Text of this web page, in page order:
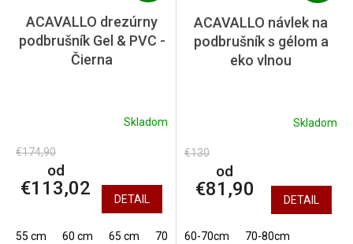
ACAVALLO drezúrny
podbrušník Gel & PVC -
Čierna
Skladom
€174,90
od
€113,02 DETAIL
55 cm 60 cm 65 cm 70 cm 75 cm 80 cm
ACAVALLO návlek na
podbrušník s gélom a
eko vlnou
Skladom
€130
od
€81,90 DETAIL
60-70cm 70-80cm